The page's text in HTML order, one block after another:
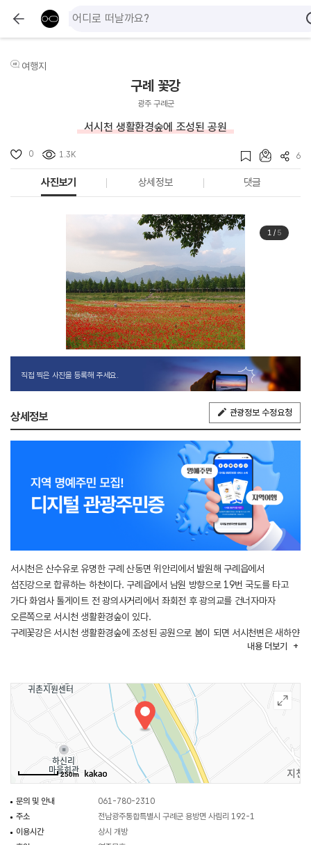
여행지
구례 꽃강
광주 구례군
서시천 생활환경숲에 조성된 공원
0 1.3K 6
사진보기 상세정보 댓글
1/ 5
직접 찍은 사진을 등록해 주세요.
상세정보 관광정보 수정요청
서시천은 산수유로 유명한 구례 산동면 위안리에서 발원해 구례읍에서
섬진강으로 합류하는 하천이다. 구례읍에서 남원 방향으로 19번 국도를 타고
가다 화엄사 톨게이트 전 광의사거리에서 좌회전 후 광의교를 건너자마자
오른쪽으로 서시천 생활환경숲이 있다.
구례꽃강은 서시천 생활환경숲에 조성된 공원으로 봄이 되면 서시천변은 새하얀
벚꽃을 시작으로 유채꽃, 초여름에는 붉은 양귀비꽃으로 온통 붉은 세상이
메타세쿼이아 길이 펼쳐져 사계절 내내 아름다운 풍경을 감상하기 좋다.
꽃밭에서 강을 가로지르는 돌다리를 건너면 수목이 푸르는 길을 따라 산책을
하며, 서시천 뒤쪽으로 지리산을 꽃밭과 함께 조망할 수 있다.
계절에 따라 피는 꽃밭을 함께 즐길 수 있는 서시천 자전거길은 섬진강
자전거길과 연계가 되어 지리산과 섬진강을 품에 안은 힐링 도로로 유명한
코스이다.
내용 더보기
250m
문의 및 안내
061-780-2310
주소
전남광주통합특별시 구례군 용방면 사림리 192-1
이용시간
상시 개방